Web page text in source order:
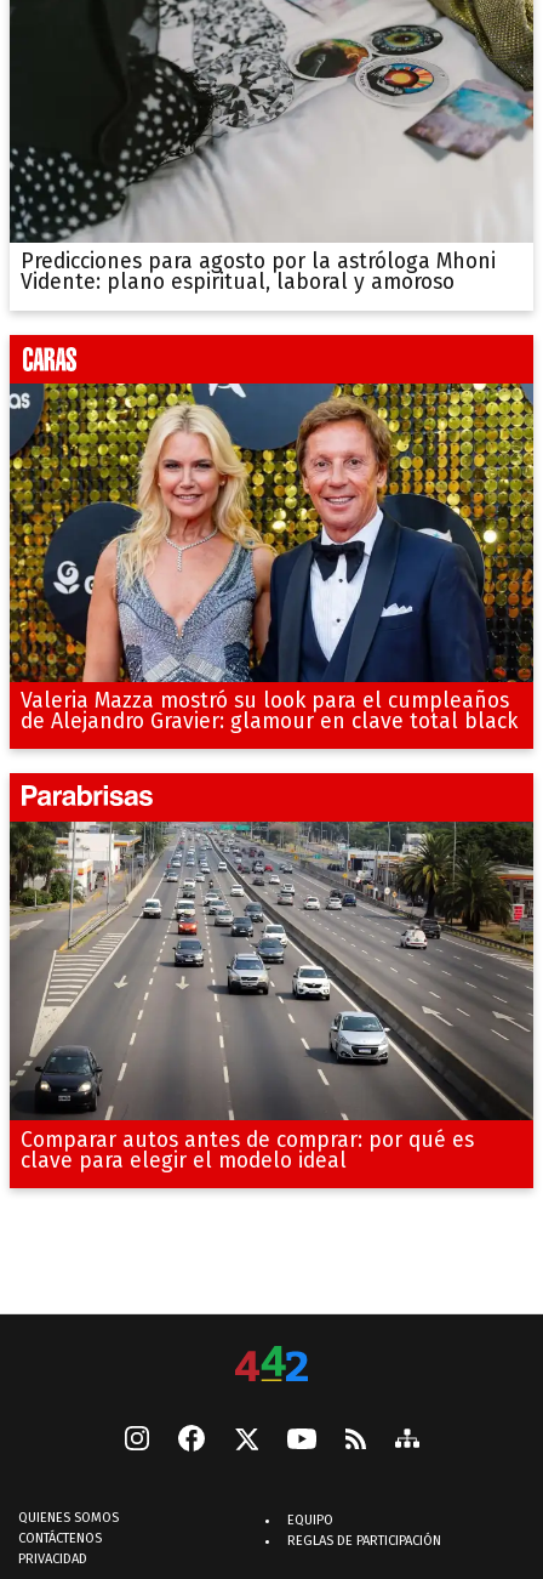
Predicciones para agosto por la astróloga Mhoni
Vidente: plano espiritual, laboral y amoroso
Valeria Mazza mostró su look para el cumpleaños
de Alejandro Gravier: glamour en clave total black
Comparar autos antes de comprar: por qué es
clave para elegir el modelo ideal
QUIENES SOMOS
CONTÁCTENOS
PRIVACIDAD
EQUIPO
REGLAS DE PARTICIPACIÓN